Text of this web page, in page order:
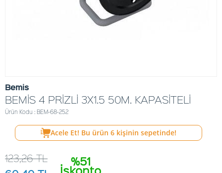
Bemis
BEMİS 4 PRİZLİ 3X1.5 50M. KAPASİTELİ
Ürün Kodu : BEM-68-252
Acele Et! Bu ürün 6 kişinin sepetinde!
%51
İskonto
123,26TL